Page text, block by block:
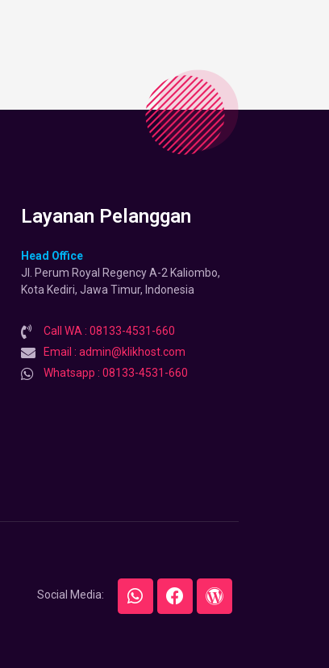
Layanan Pelanggan
Head Office
Jl. Perum Royal Regency A-2 Kaliombo,
Kota Kediri, Jawa Timur, Indonesia
Call WA : 08133-4531-660
Email : admin@klikhost.com
Whatsapp : 08133-4531-660
Social Media: